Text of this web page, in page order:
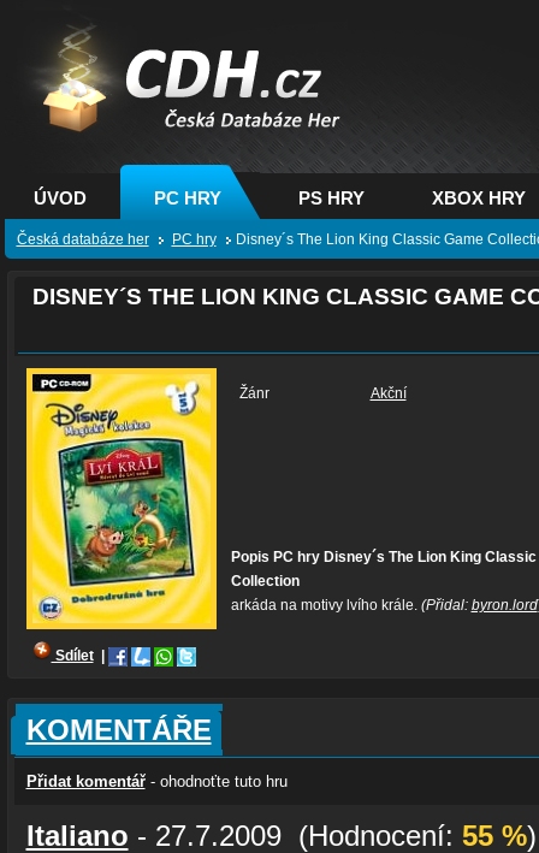
CDH.cz - hry na PC,
PS, XBOX - Česká
databáze her
ÚVOD PC HRY PS HRY XBOX HRY
Česká databáze her PC hry Disney´s The Lion King Classic Game
DISNEY´S THE LION KING CLASSIC GAME
Žánr Akční
Popis PC hry Disney´s The Lion King Classic
Collection
arkáda na motivy lvího krále.(Přidal: byron.lord
Sdílet
KOMENTÁŘE
Přidat komentář- ohodnoťte tuto hru
Italiano - 27.7.2009 (Hodnocení: 55 %)